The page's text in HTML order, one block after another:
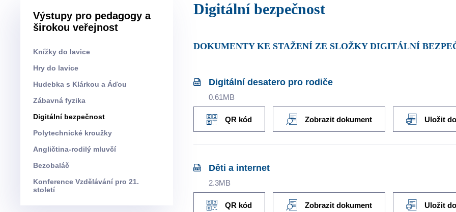
Výstupy pro pedagogy a
širokou veřejnost
Knížky do lavice
Hry do lavice
Hudebka s Klárkou a Áďou
Zábavná fyzika
Digitální bezpečnost
Polytechnické kroužky
Angličtina-rodilý mluvčí
Bezobaláč
Konference Vzdělávání pro 21.
století
Digitální bezpečnost
DOKUMENTY KE STAŽENÍ ZE SLOŽKY DIGITÁLNÍ
Digitální desatero pro rodiče
0.61MB
QR kód Zobrazit dokument Uložit
Děti a internet
2.3MB
QR kód Zobrazit dokument Uložit